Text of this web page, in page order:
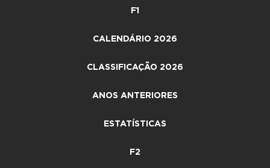
F1
CALENDÁRIO 2026
CLASSIFICAÇÃO 2026
ANOS ANTERIORES
ESTATÍSTICAS
F2